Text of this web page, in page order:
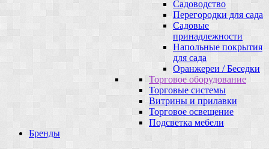
Садоводство
Перегородки для сада
Садовые
принадлежности
Напольные покрытия
для сада
Оранжереи / Беседки
Торговое оборудование
Торговые системы
Витрины и прилавки
Торговое освещение
Подсветка мебели
Бренды